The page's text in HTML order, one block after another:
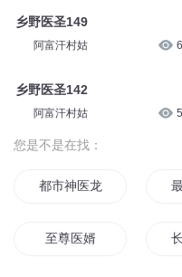
乡野医圣149
阿富汗村姑
乡野医圣142
阿富汗村姑
您是不是在找：
都市神医龙婿
至尊医婿